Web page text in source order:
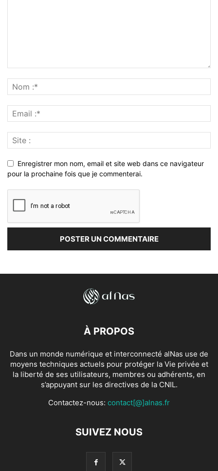
Enregistrer mon nom, email et site web dans ce navigateur
pour la prochaine fois que je commenterai.
À PROPOS
Dans un monde numérique et interconnecté alNas use de
moyens techniques actuels pour protéger la Vie privée et
la liberté de ses utilisateurs, membres ou adhérents, en
s’appuyant sur les directives de la CNIL.
Contactez-nous: contact[@]alnas.fr
SUIVEZ NOUS